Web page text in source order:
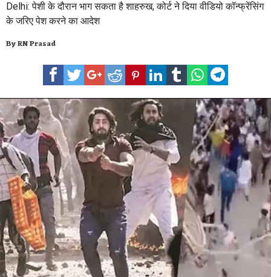
Delhi: पेशी के दौरान भाग सकता है शाहरुख, कोर्ट ने दिया वीडियो कॉन्फ्रेंसिंग
के जरिए पेश करने का आदेश
ByRN Prasad